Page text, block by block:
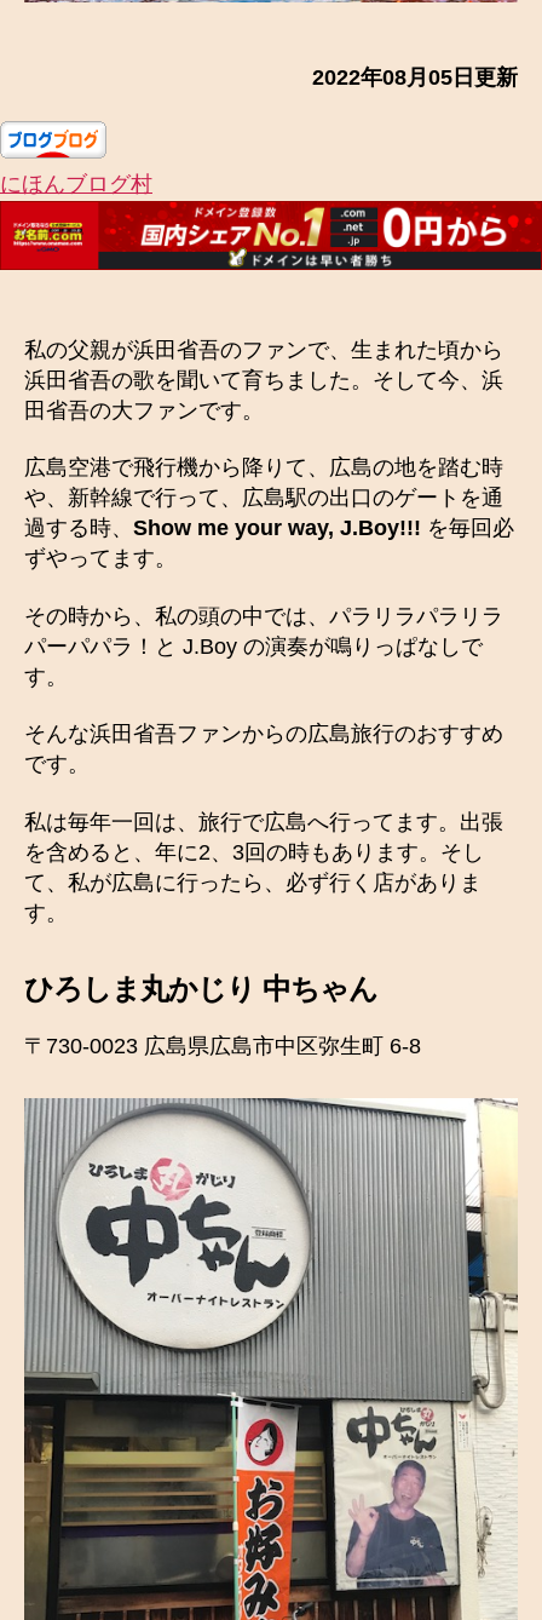
2022年08月05日更新
にほんブログ村
私の父親が浜田省吾のファンで、生まれた頃から
浜田省吾の歌を聞いて育ちました。そして今、浜
田省吾の大ファンです。
広島空港で飛行機から降りて、広島の地を踏む時
や、新幹線で行って、広島駅の出口のゲートを通
過する時、 Show me your way, J.Boy!!! を毎回必
ずやってます。
その時から、私の頭の中では、パラリラパラリラ
パーパパラ！と J.Boy の演奏が鳴りっぱなしで
す。
そんな浜田省吾ファンからの広島旅行のおすすめ
です。
私は毎年一回は、旅行で広島へ行ってます。出張
を含めると、年に2、3回の時もあります。そし
て、私が広島に行ったら、必ず行く店がありま
す。
ひろしま丸かじり 中ちゃん
〒730-0023 広島県広島市中区弥生町 6-8